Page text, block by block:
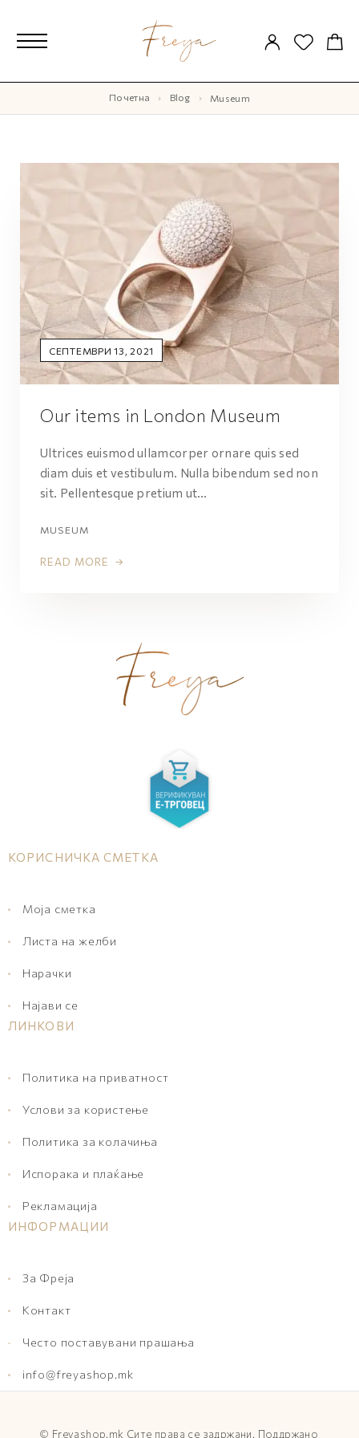
Почетна Blog Museum
СЕПТЕМВРИ 13, 2021
Our items in London Museum
Ultrices euismod ullamcorper ornare quis sed
diam duis et vestibulum. Nulla bibendum sed non
sit. Pellentesque pretium ut…
MUSEUM
READ MORE
КОРИСНИЧКА СМЕТКА
Моја сметка
Листа на желби
Нарачки
Најави се
ЛИНКОВИ
Политика на приватност
Услови за користење
Политика за колачиња
Испорака и плаќање
Рекламација
ИНФОРМАЦИИ
За Фреја
Контакт
Често поставувани прашања
info@freyashop.mk
© Freyashop.mk Сите права се задржани. Поддржано